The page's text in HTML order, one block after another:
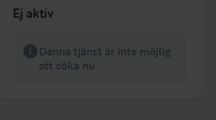
Ej aktiv
Denna tjänst är inte möjlig
att söka nu